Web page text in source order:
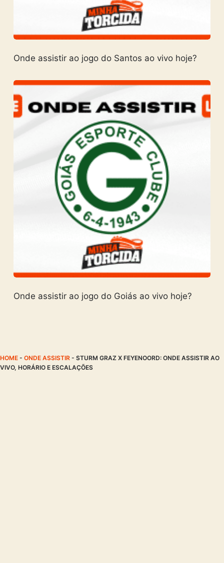
Onde assistir ao jogo do Santos ao vivo hoje?
Onde assistir ao jogo do Goiás ao vivo hoje?
HOME - ONDE ASSISTIR - STURM GRAZ X FEYENOORD: ONDE ASSISTIR AO
VIVO, HORÁRIO E ESCALAÇÕES